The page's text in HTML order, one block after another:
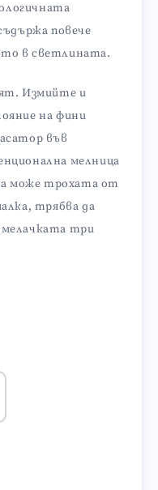
повече
в светлината.
Измийте и
на фини
във
мелница
може трохата от
трябва да
три